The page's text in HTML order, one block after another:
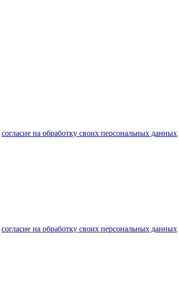
согласие на обработку своих персональных данных
согласие на обработку своих персональных данных